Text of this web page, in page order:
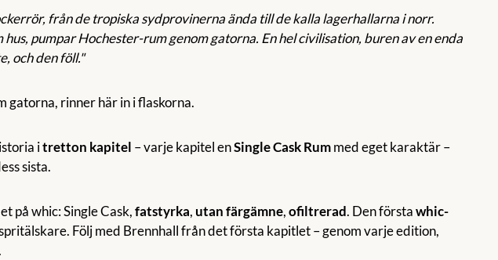
från de tropiska sydprovinerna ända till de kalla lagerhallarna i norr.
pumpar Hochester-rum genom gatorna. En hel civilisation, buren av en enda
och den föll."
gatorna, rinner här in i flaskorna.
itretton kapitel – varje kapitel enSingle Cask Rummed eget karaktär –
sista.
på whic: Single Cask,fatstyrka, utan färgämne,ofiltrerad. Den förstawhic-
Följ med Brennhall från det första kapitlet – genom varje edition,